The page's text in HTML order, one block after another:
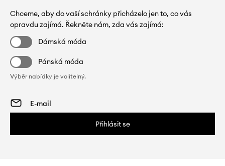
Chceme, aby do vaší schránky přicházelo jen to, co vás
opravdu zajímá. Řekněte nám, zda vás zajímá:
Dámská móda
Pánská móda
Výběr nabídky je volitelný.
Přihlásit se